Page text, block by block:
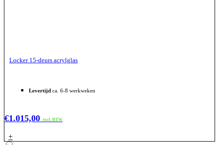
Locker 15-deurs acrylglas
Levertijd ca. 6-8 werkweken
€1.015,00 excl. BTW
+